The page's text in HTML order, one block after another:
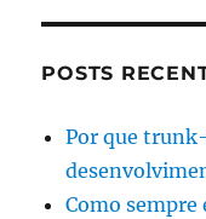
POSTS
Por que
Como